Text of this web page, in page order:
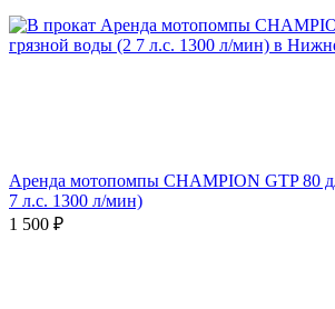
Аренда мотопомпы CHAMPION GTP 80
7 л.с. 1300 л/мин)
1 500 ₽